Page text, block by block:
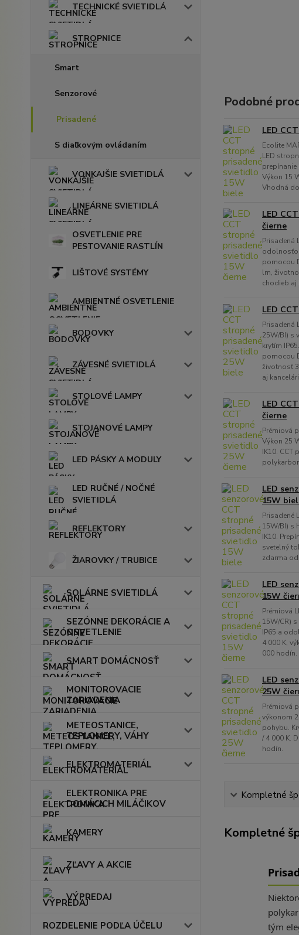
TECHNICKÉ SVIETIDLÁ
STROPNICE
Smart
Senzorové
Prisadené
S diaľkovým ovládaním
VONKAJŠIE SVIETIDLÁ
LINEÁRNE SVIETIDLÁ
OSVETLENIE PRE
PESTOVANIE RASTLÍN
LIŠTOVÉ SYSTÉMY
AMBIENTNÉ OSVETLENIE
BODOVKY
ZÁVESNÉ SVIETIDLÁ
STOLOVÉ LAMPY
STOJANOVÉ LAMPY
LED PÁSKY A MODULY
LED RUČNÉ / NOČNÉ
SVIETIDLÁ
REFLEKTORY
ŽIAROVKY / TRUBICE
SOLÁRNE SVIETIDLÁ
SEZÓNNE DEKORÁCIE A
OSVETLENIE
SMART DOMÁCNOSŤ
MONITOROVACIE
ZARIADENIA
METEOSTANICE,
TEPLOMERY, VÁHY
ELEKTROMATERIÁL
ELEKTRONIKA PRE
DOMÁCICH MILÁČIKOV
KAMERY
ZĽAVY A AKCIE
VÝPREDAJ
ROZDELENIE PODĽA ÚČELU
Podobné
LED
Ecolite
LED
prepínanie
Výkon 15
Vhodná
LED
čierne
Prisadená
pomocou
lm,
chodieb aj
LED
Prisadená
25W/BI) s
krytím
pomocou
životnosť
aj
LED
čierne
Prémiová
Výkon 25
IK10. CCT
LED
15W
Prisadené
15W/BI) s
IK10.
svetelný
zdarma od
LED
15W
Prémiová
15W/CR)
IP65 a
4 000 K,
000
LED
25W
Prémiová
výkonom
pohybu.
/ 4 000 K.
hodín.
Kompletné
Kompletné
tým